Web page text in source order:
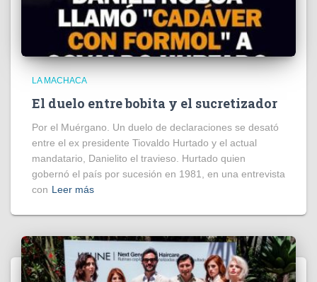
LA MACHACA
El duelo entre bobita y el sucretizador
Por el Muérgano. Un duelo de declaraciones se desató
entre el ex presidente Tiovaldo Hurtado y el actual
mandatario, Danielito el travieso. Hurtado quien
gobernó el país por sucesión en 1981, en una entrevista
con Leer más